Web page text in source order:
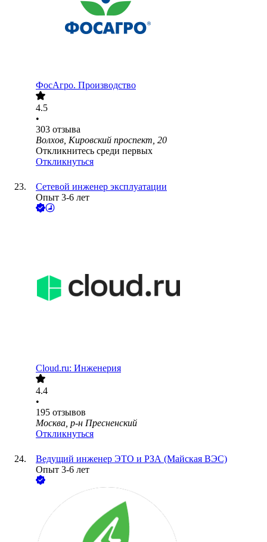
ФосАгро. Производство
4.5
•
303 отзыва
Волхов, Кировский проспект, 20
Откликнитесь среди первых
Откликнуться
Сетевой инженер эксплуатации
Опыт 3-6 лет
Сloud.ru: Инженерия
4.4
•
195 отзывов
Москва, р-н Пресненский
Откликнуться
Ведущий инженер ЭТО и РЗА (Майская ВЭС)
Опыт 3-6 лет